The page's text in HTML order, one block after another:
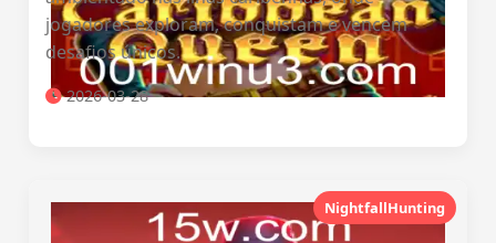
jogadores exploram, conquistam e vencem
desafios únicos.
2026-03-28
NightfallHunting